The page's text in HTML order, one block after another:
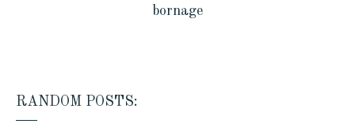
bornage
RANDOM POSTS: